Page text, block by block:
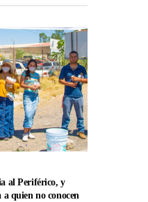
al Periférico, y
quien no conocen